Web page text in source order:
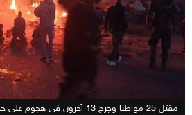
مقتل 25 مواطنا وجرح 13 آخرون في هجوم على حافلة